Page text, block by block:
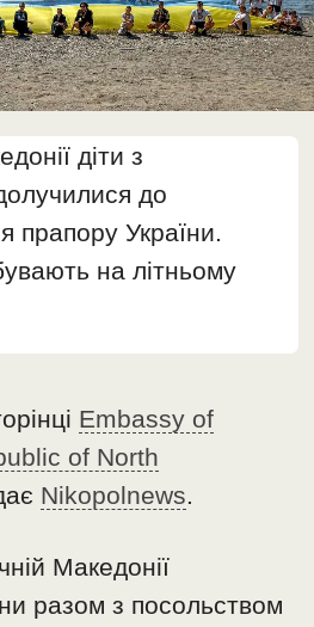
діти з
до
прапору України.
на літньому
Embassy of
of North
Nikopolnews.
Македонії
разом з посольством